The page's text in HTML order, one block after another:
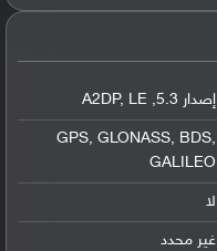
إصدار 5.3 ,
A2DP, LE
GPS, GLONASS, BDS,
GALILEO
لا
غير محدد